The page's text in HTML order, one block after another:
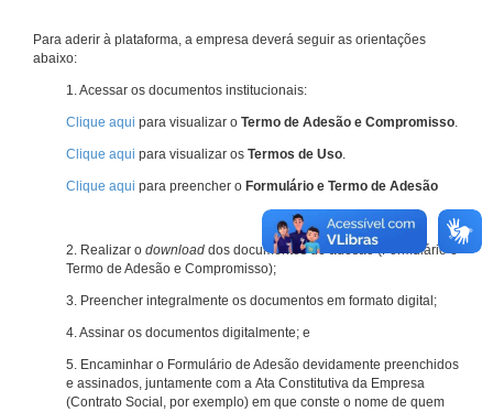
Para aderir à plataforma, a empresa deverá seguir as orientações
abaixo:
1. Acessar os documentos institucionais:
Clique aqui para visualizar o Termo de Adesão e Compromisso.
Clique aqui para visualizar os Termos de Uso.
Clique aqui para preencher o Formulário e Termo de Adesão
2. Realizar o download dos documentos de adesão (Formulário e
Termo de Adesão e Compromisso);
3. Preencher integralmente os documentos em formato digital;
4. Assinar os documentos digitalmente; e
5. Encaminhar o Formulário de Adesão devidamente preenchidos
e assinados, juntamente com a Ata Constitutiva da Empresa
(Contrato Social, por exemplo) em que conste o nome de quem